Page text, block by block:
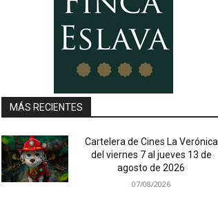
MÁS RECIENTES
Cartelera de Cines La Verónica
del viernes 7 al jueves 13 de
agosto de 2026
07/08/2026